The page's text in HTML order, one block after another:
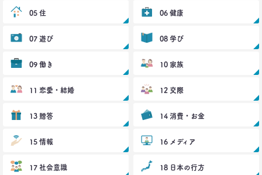
–日経クロストレンド 連載⑫–
生活総研 上席研究員/コピーライター
40代おじさんはキス派？ラブレター派？ 二択から
–日経クロストレンド 連載⑪–
前沢 裕文
2021.05.31
40代おじさんの生き様は「30点」？
精神科医による処方箋
05 住 06 健康
07 遊び 08 学び
09 働き 10 家族
11 恋愛・結婚 12 交際
13 贈答 14 消費・お金
15 情報 16 メディア
17 社会意識 18 日本の行方